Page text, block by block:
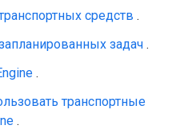
средств .
задач .
.
транспортные
.